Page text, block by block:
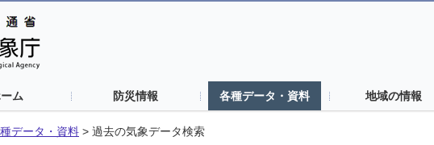
ム 防災情報 各種データ・資料 地域の情報
データ・資料 > 過去の気象データ検索